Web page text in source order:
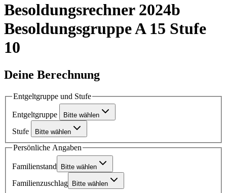
Besoldungsrechner 2024b
Besoldungsgruppe A 15 Stufe
10
Deine Berechnung
Entgeltgruppe und Stufe
Entgeltgruppe Bitte wählen
Stufe Bitte wählen
Persönliche Angaben
Familienstand Bitte wählen
Familienzuschlag Bitte wählen